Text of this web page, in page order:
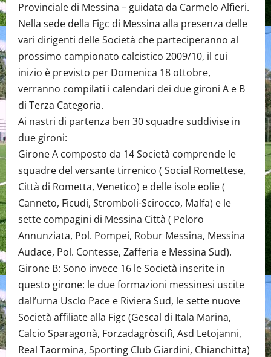
Provinciale di Messina – guidata da Carmelo Alfieri.
Nella sede della Figc di Messina alla presenza delle
vari dirigenti delle Società che parteciperanno al
prossimo campionato calcistico 2009/10, il cui
inizio è previsto per Domenica 18 ottobre,
verranno compilati i calendari dei due gironi A e B
di Terza Categoria.
Ai nastri di partenza ben 30 squadre suddivise in
due gironi:
Girone A composto da 14 Società comprende le
squadre del versante tirrenico ( Social Romettese,
Città di Rometta, Venetico) e delle isole eolie (
Canneto, Ficudi, Stromboli-Scirocco, Malfa) e le
sette compagini di Messina Città ( Peloro
Annunziata, Pol. Pompei, Robur Messina, Messina
Audace, Pol. Contesse, Zafferia e Messina Sud).
Girone B: Sono invece 16 le Società inserite in
questo girone: le due formazioni messinesi uscite
dall’urna Usclo Pace e Riviera Sud, le sette nuove
Società affiliate alla Figc (Gescal di Itala Marina,
Calcio Sparagonà, Forzadagròscifì, Asd Letojanni,
Real Taormina, Sporting Club Giardini, Chianchitta)